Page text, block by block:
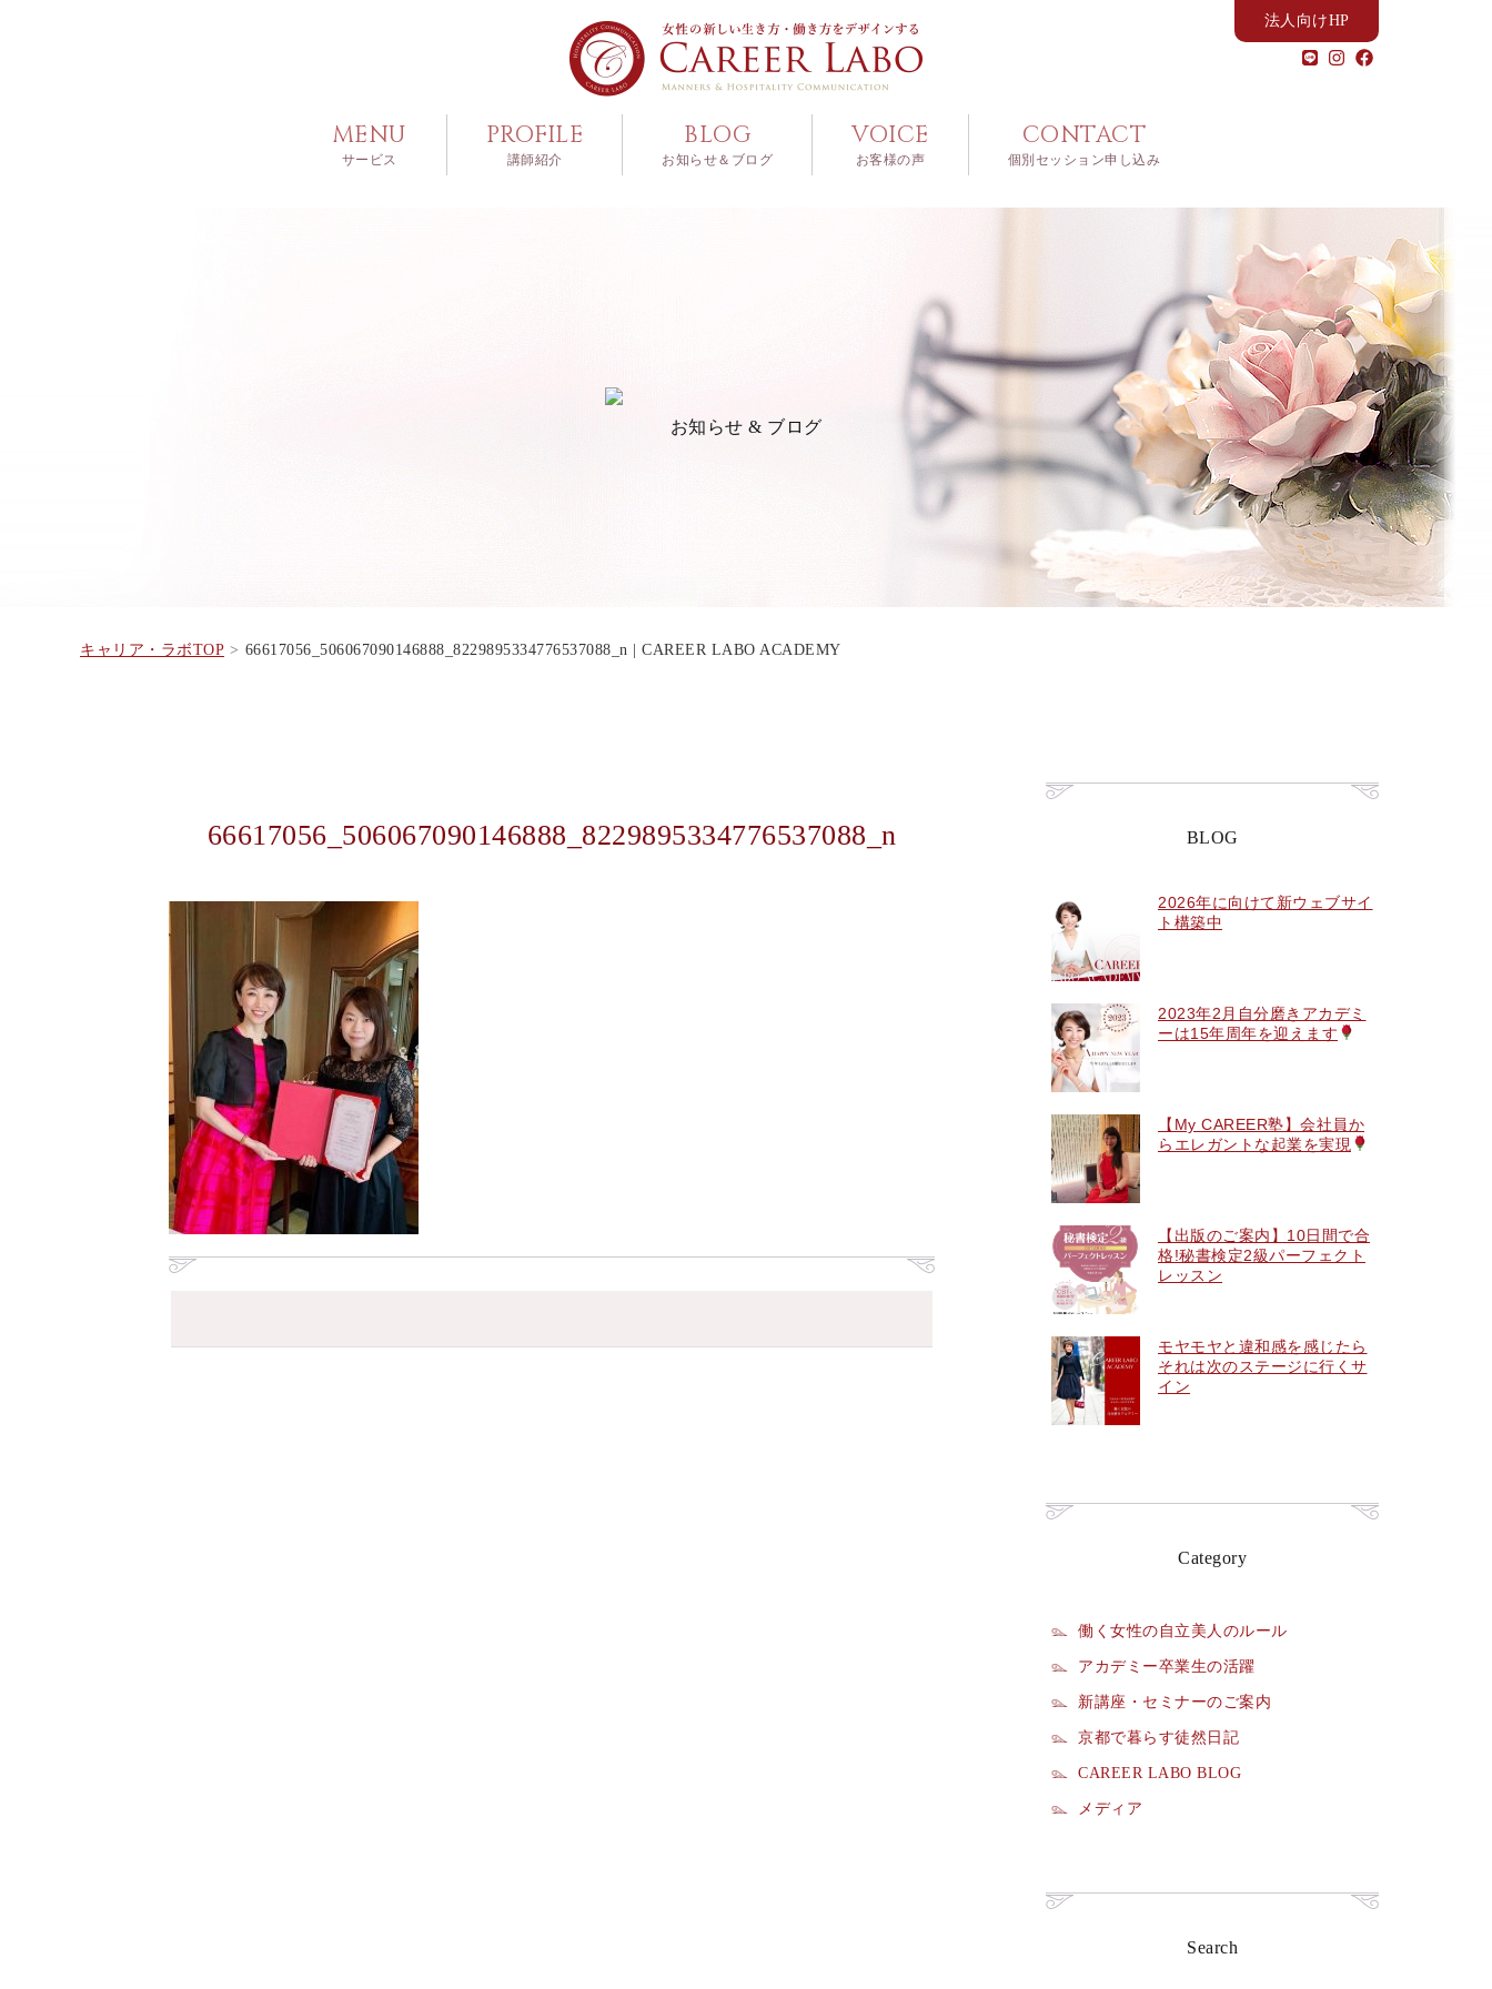
法人向けHP
MENU
サービス
PROFILE
講師紹介
BLOG
お知らせ＆ブログ
VOICE
お客様の声
CONTACT
個別セッション申し込み
お知らせ & ブログ
キャリア・ラボTOP 66617056_506067090146888_8229895334776537088_n | CAREER LABO ACADEMY
66617056_506067090146888_8229895334776537088_n BLOG
2026年に向けて新ウェブサイ
ト構築中
2023年2月自分磨きアカデミ
ーは15年周年を迎えます
【My CAREER塾】会社員か
らエレガントな起業を実現
【出版のご案内】10日間で合
格!秘書検定2級パーフェクト
レッスン
モヤモヤと違和感を感じたら
それは次のステージに行くサ
イン
Category
働く女性の自立美人のルール
アカデミー卒業生の活躍
新講座・セミナーのご案内
京都で暮らす徒然日記
CAREER LABO BLOG
メディア
Search